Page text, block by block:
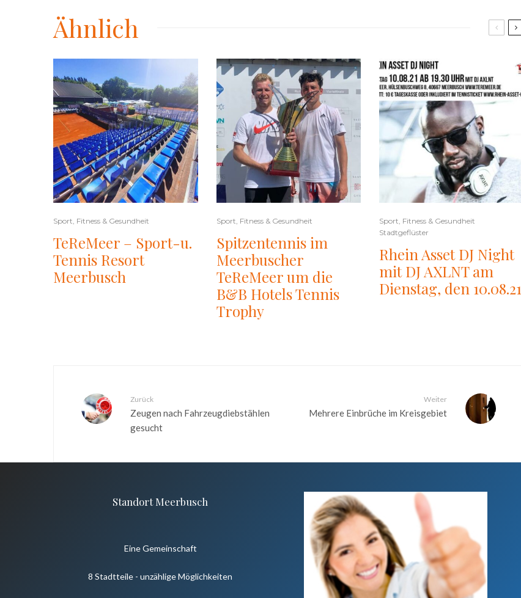
Ähnlich
Sport, Fitness & Gesundheit
TeReMeer – Sport-u.
Tennis Resort
Meerbusch
Sport, Fitness & Gesundheit
Spitzentennis im
Meerbuscher
TeReMeer um die
B&B Hotels Tennis
Trophy
Sport, Fitness & Gesundheit
Stadtgeflüster
Rhein Asset DJ Night
mit DJ AXLNT am
Dienstag, den 10.08.21
Zurück
Zeugen nach Fahrzeugdiebstählen
gesucht
Weiter
Mehrere Einbrüche im Kreisgebiet
Standort Meerbusch
Eine Gemeinschaft
8 Stadtteile - unzählige Möglichkeiten